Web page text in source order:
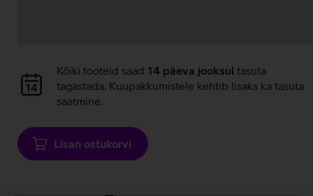
Andmete
laadimine
Kõiki tooteid saad 14 päeva jooksul tasuta
tagastada. Kuupakkumistele kehtib lisaks ka tasuta
saatmine.
Lisan ostukorvi